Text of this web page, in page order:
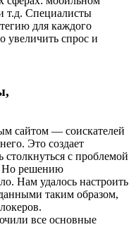
т.д. Специалисты
для каждого
увеличить спрос и
сайтом — соискателей
Это создает
с проблемой
Но решению
Нам удалось настроить
таким образом,
все основные